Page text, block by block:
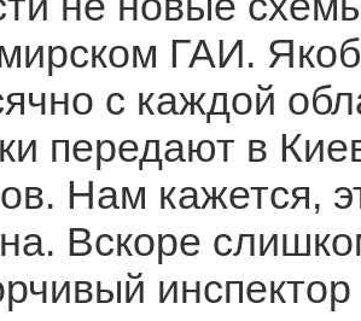
ГАИ.
с каждой
передают в
Нам кажется,
Вскоре